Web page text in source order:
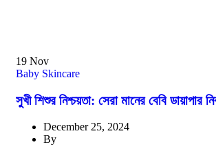
19 Nov
Baby Skincare
সুখী শিশুর নিশ্চয়তা: সেরা মানের বেবি ডায়াপার
December 25, 2024
By